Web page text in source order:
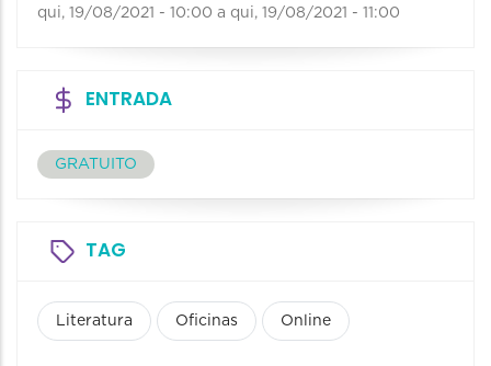
qui, 19/08/2021 - 10:00 a qui, 19/08/2021 - 11:00
ENTRADA
GRATUITO
TAG
Literatura Oficinas Online